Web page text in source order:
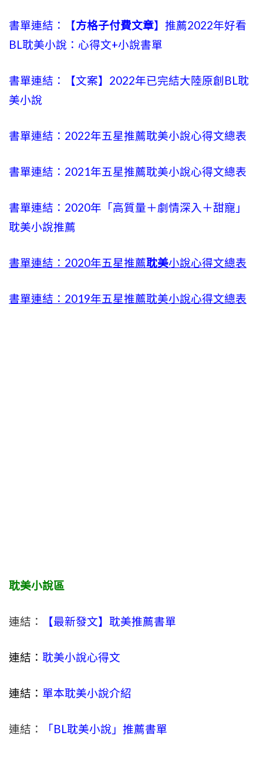
書單連結：【方格子付費文章】推薦2022年好看
BL耽美小說：心得文+小說書單
書單連結：【文案】2022年已完結大陸原創BL耽
美小說
書單連結：2022年五星推薦耽美小說心得文總表
書單連結：2021年五星推薦耽美小說心得文總表
書單連結：2020年「高質量＋劇情深入＋甜寵」
耽美小說推薦
書單連結：2020年五星推薦耽美小說心得文總表
書單連結：2019年五星推薦耽美小說心得文總表
耽美小說區
連結： 【最新發文】耽美推薦書單
連結： 耽美小說心得文
連結： 單本耽美小說介紹
連結： 「BL耽美小說」推薦書單